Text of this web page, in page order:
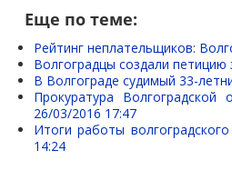
Еще по теме:
Рейтинг неплательщиков:
Волгоградцы создали
В Волгограде судимый 33-
Прокуратура
26/03/2016 17:47
Итоги работы
14:24